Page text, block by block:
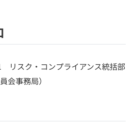
リスク・コンプライアンス統括部
会事務局）